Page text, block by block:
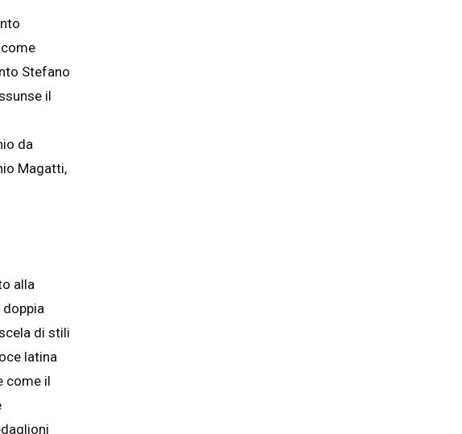
Stefano
il
da
Magatti,
alla
doppia
di stili
latina
come il